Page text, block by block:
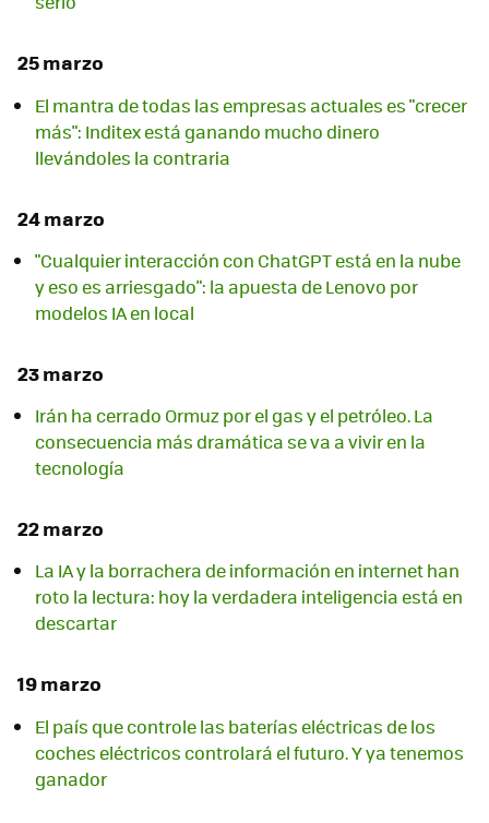
25 marzo
El mantra de todas las empresas actuales es "crecer
más": Inditex está ganando mucho dinero
llevándoles la contraria
24 marzo
"Cualquier interacción con ChatGPT está en la nube
y eso es arriesgado": la apuesta de Lenovo por
modelos IA en local
23 marzo
Irán ha cerrado Ormuz por el gas y el petróleo. La
consecuencia más dramática se va a vivir en la
tecnología
22 marzo
La IA y la borrachera de información en internet han
roto la lectura: hoy la verdadera inteligencia está en
descartar
19 marzo
El país que controle las baterías eléctricas de los
coches eléctricos controlará el futuro. Y ya tenemos
ganador